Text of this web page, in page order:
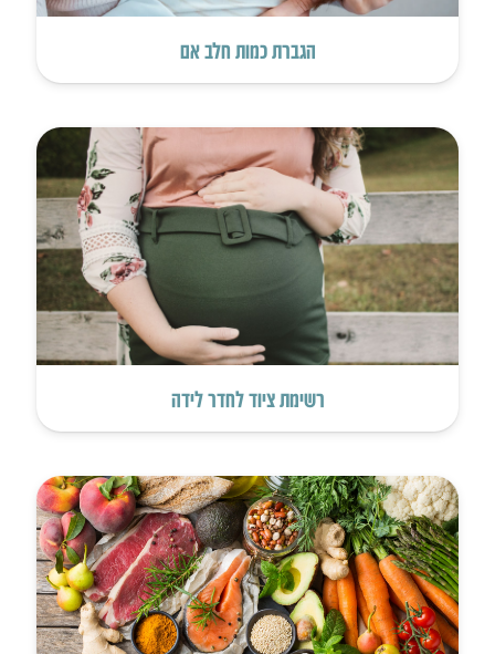
הגברת כמות חלב אם
רשימת ציוד לחדר לידה